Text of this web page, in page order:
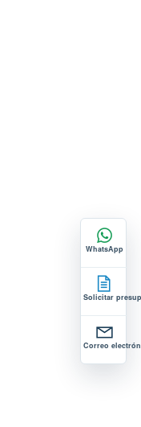
WhatsApp
Solicitar
Correo